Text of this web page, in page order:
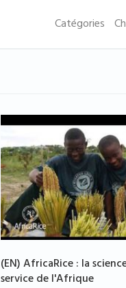
Catégories
(EN) AfricaRice : la
service de l'Afrique